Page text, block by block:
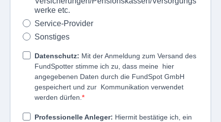
werke etc.
Service-Provider
Sonstiges
Datenschutz: Mit der Anmeldung zum Versand des
FundSpotter stimme ich zu, dass meine hier
angegebenen Daten durch die FundSpot GmbH
gespeichert und zur Kommunikation verwendet
werden dürfen.
Professionelle Anleger: Hiermit bestätige ich, ein